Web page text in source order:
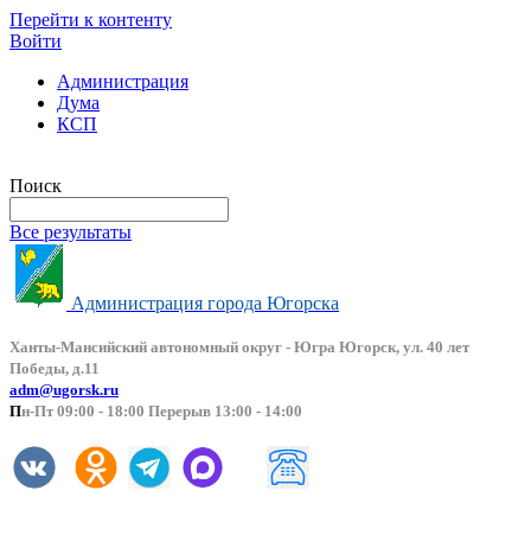
Перейти к контенту
Войти
Администрация
Дума
КСП
Поиск
Все результаты
Администрация города Югорска
Ханты-Мансийский автономный округ - Югра Югорск, ул. 40 лет
Победы, д.11
adm@ugorsk.ru
Пн-Пт 09:00 - 18:00 Перерыв 13:00 - 14:00